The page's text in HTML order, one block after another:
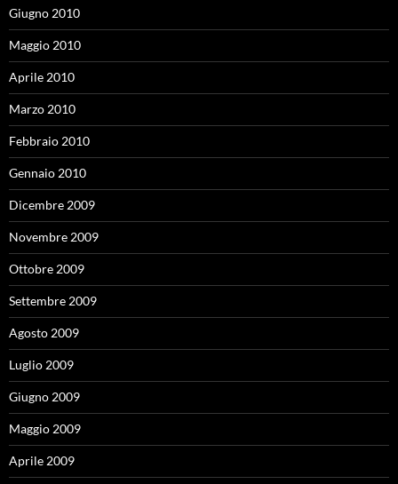
Giugno 2010
Maggio 2010
Aprile 2010
Marzo 2010
Febbraio 2010
Gennaio 2010
Dicembre 2009
Novembre 2009
Ottobre 2009
Settembre 2009
Agosto 2009
Luglio 2009
Giugno 2009
Maggio 2009
Aprile 2009